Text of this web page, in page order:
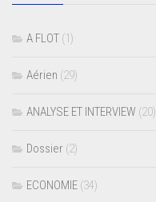
A FLOT (1)
Aérien (29)
ANALYSE ET INTERVIEW (20)
Dossier (2)
ECONOMIE (34)